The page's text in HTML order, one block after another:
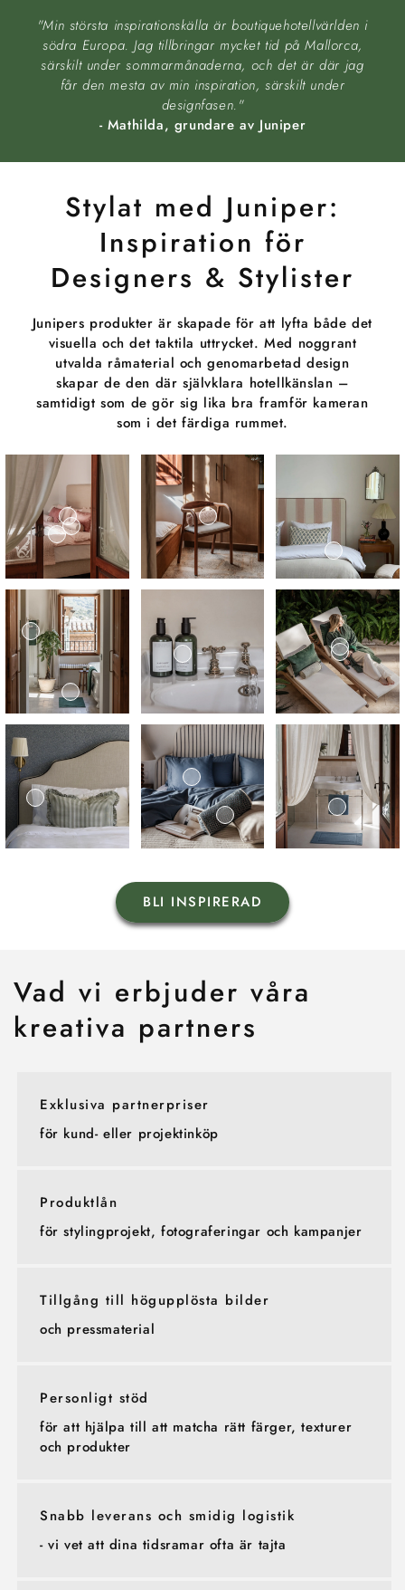
"Min största inspirationskälla är boutiquehotellvärlden i
södra Europa. Jag tillbringar mycket tid på Mallorca,
särskilt under sommarmånaderna, och det är där jag
får den mesta av min inspiration, särskilt under
designfasen."
- Mathilda, grundare av Juniper
Stylat med Juniper:
Inspiration för
Designers & Stylister
Junipers produkter är skapade för att lyfta både det
visuella och det taktila uttrycket. Med noggrant
utvalda råmaterial och genomarbetad design
skapar de den där självklara hotellkänslan –
samtidigt som de gör sig lika bra framför kameran
som i det färdiga rummet.
BLI INSPIRERAD
Vad vi erbjuder våra
kreativa partners
Exklusiva partnerpriser
för kund- eller projektinköp
Produktlån
för stylingprojekt, fotograferingar och kampanjer
Tillgång till högupplösta bilder
och pressmaterial
Personligt stöd
för att hjälpa till att matcha rätt färger, texturer
och produkter
Snabb leverans och smidig logistik
- vi vet att dina tidsramar ofta är tajta